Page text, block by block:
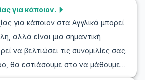
συστάσεις στα αγγλικά.
που πρέπει να
σας για να μάθετε αγγλικά.
ρόλων που προσομοιώνουν
όπου μπορείτε να μάθετε
διαλόγους στα αγγλικά για να
για κάποιον.
για κάποιον στα Αγγλικά μπορεί
αλλά είναι μια σημαντική
να βελτιώσει τις συνομιλίες σας.
θα εστιάσουμε στο να μάθουμε